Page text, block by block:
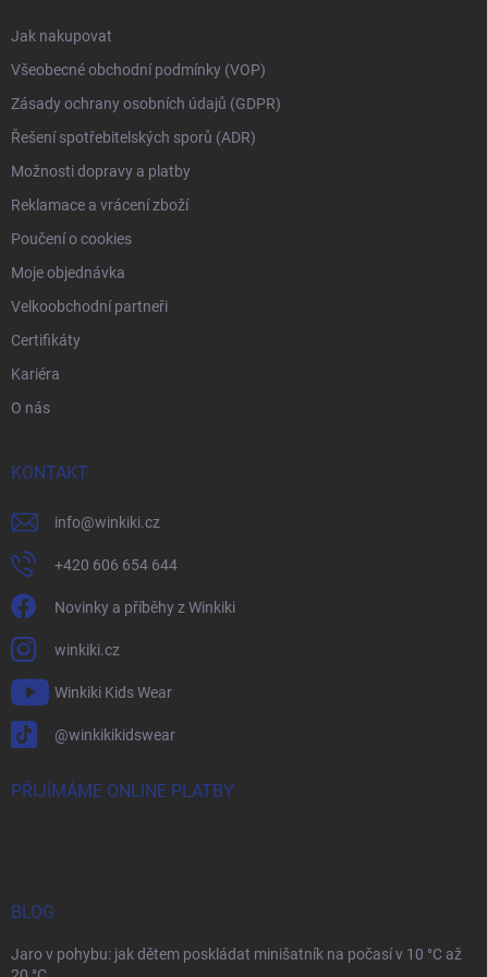
Jak nakupovat
Všeobecné obchodní podmínky (VOP)
Zásady ochrany osobních údajů (GDPR)
Řešení spotřebitelských sporů (ADR)
Možnosti dopravy a platby
Reklamace a vrácení zboží
Poučení o cookies
Moje objednávka
Velkoobchodní partneři
Certifikáty
Kariéra
O nás
KONTAKT
info@winkiki.cz
+420 606 654 644
Novinky a příběhy z Winkiki
winkiki.cz
Winkiki Kids Wear
@winkikikidswear
PŘIJÍMÁME ONLINE PLATBY
BLOG
Jaro v pohybu: jak dětem poskládat minišatník na počasí v 10 °C až